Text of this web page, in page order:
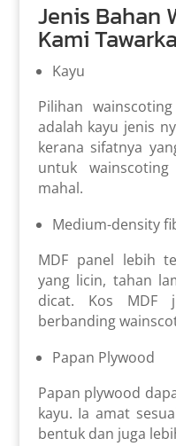
Jenis Bahan
Kami
Kayu
Pilihan
adalah kayu jenis
kerana sifatnya
untuk
mahal.
Medium-density
MDF panel lebih
yang licin, tahan
dicat. Kos MDF
berbanding
Papan Plywood
Papan plywood
kayu. Ia amat
bentuk dan juga